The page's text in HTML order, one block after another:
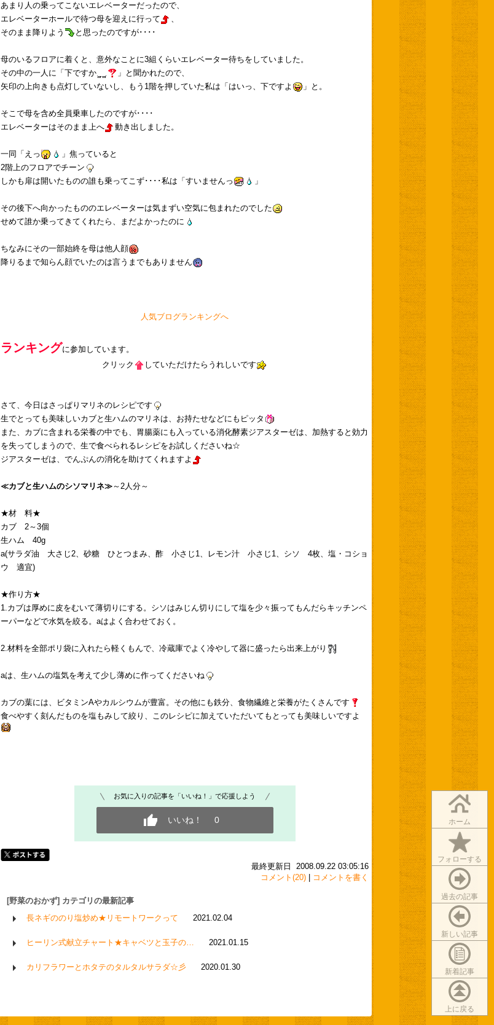
ホーム
フォローする
過去の記事
新しい記事
新着記事
上に戻る
あまり人の乗ってこないエレベーターだったので、
エレベーターホールで待つ母を迎えに行って
、
そのまま降りよう
と思ったのですが････
母のいるフロアに着くと、意外なことに3組くらいエレベーター待ちをしていました。
その中の一人に「下ですか
」と聞かれたので、
矢印の上向きも点灯していないし、もう1階を押していた私は「はいっ、下ですよ
」と。
そこで母を含め全員乗車したのですが････
エレベーターはそのまま上へ
動き出しました。
一同「えっ
」焦っていると
2階上のフロアでチーン
しかも扉は開いたものの誰も乗ってこず････私は「すいませんっ
」
その後下へ向かったもののエレベーターは気まずい空気に包まれたのでした
せめて誰か乗ってきてくれたら、まだよかったのに
ちなみにその一部始終を母は他人顔
降りるまで知らん顔でいたのは言うまでもありません
人気ブログランキングへ
ランキングに参加しています。
クリック
していただけたらうれしいです
さて、今日はさっぱりマリネのレシピです
生でとっても美味しいカブと生ハムのマリネは、お持たせなどにもピッタ
また、カブに含まれる栄養の中でも、胃腸薬にも入っている消化酵素ジアスターゼは、加熱すると効力
を失ってしまうので、生で食べられるレシピをお試しくださいね☆
ジアスターゼは、でんぷんの消化を助けてくれますよ
≪カブと生ハムのシソマリネ≫～2人分～
★材 料★
カブ 2～3個
生ハム 40g
a(サラダ油 大さじ2、砂糖 ひとつまみ、酢 小さじ1、レモン汁 小さじ1、シソ 4枚、塩・コショ
ウ 適宜)
★作り方★
1.カブは厚めに皮をむいて薄切りにする。シソはみじん切りにして塩を少々振ってもんだらキッチンペ
ーパーなどで水気を絞る。aはよく合わせておく。
2.材料を全部ポリ袋に入れたら軽くもんで、冷蔵庫でよく冷やして器に盛ったら出来上がり
aは、生ハムの塩気を考えて少し薄めに作ってくださいね
カブの葉には、ビタミンAやカルシウムが豊富。その他にも鉄分、食物繊維と栄養がたくさんです
食べやすく刻んだものを塩もみして絞り、このレシピに加えていただいてもとっても美味しいですよ
お気に入りの記事を「いいね！」で応援しよう
いいね！ 0
最終更新日 2008.09.22 03:05:16
コメント(20)
コメントを書く
[野菜のおかず] カテゴリの最新記事
長ネギののり塩炒め★リモートワークって
2021.02.04
ヒーリン式献立チャート★キャベツと玉子の… 2021.01.15
カリフラワーとホタテのタルタルサラダ☆彡 2020.01.30